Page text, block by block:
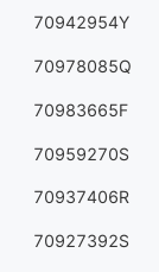
70942954Y
70978085Q
70983665F
70959270S
70937406R
70927392S